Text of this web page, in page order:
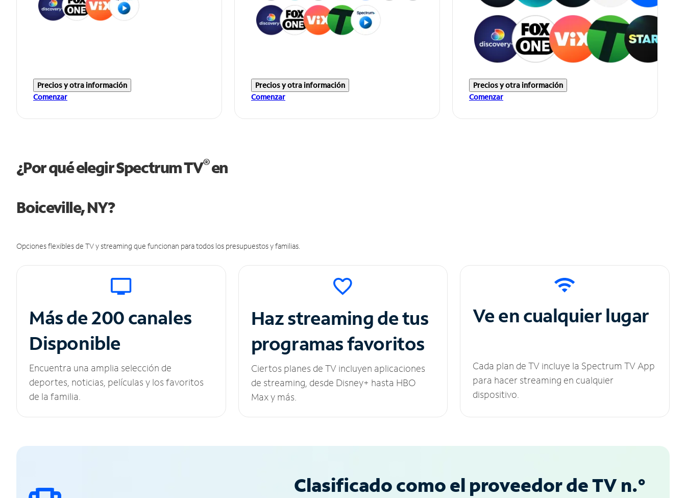
Precios y otra información
Comenzar
Precios y otra información
Comenzar
Precios y otra información
Comenzar
¿Por qué elegir Spectrum TV®en
Boiceville, NY?
Opciones flexibles de TV y streaming que funcionan para todos los presupuestos y familias.
Más de 200 canales
Disponible
Encuentra una amplia selección de
deportes, noticias, películas y los favoritos
de la familia.
Haz streaming de tus
programas favoritos
Ciertos planes de TV incluyen aplicaciones
de streaming, desde Disney+ hasta HBO
Max y más.
Ve en cualquier lugar
Cada plan de TV incluye la Spectrum TV App
para hacer streaming en cualquier
dispositivo.
Clasificado como el proveedor de TV n.°